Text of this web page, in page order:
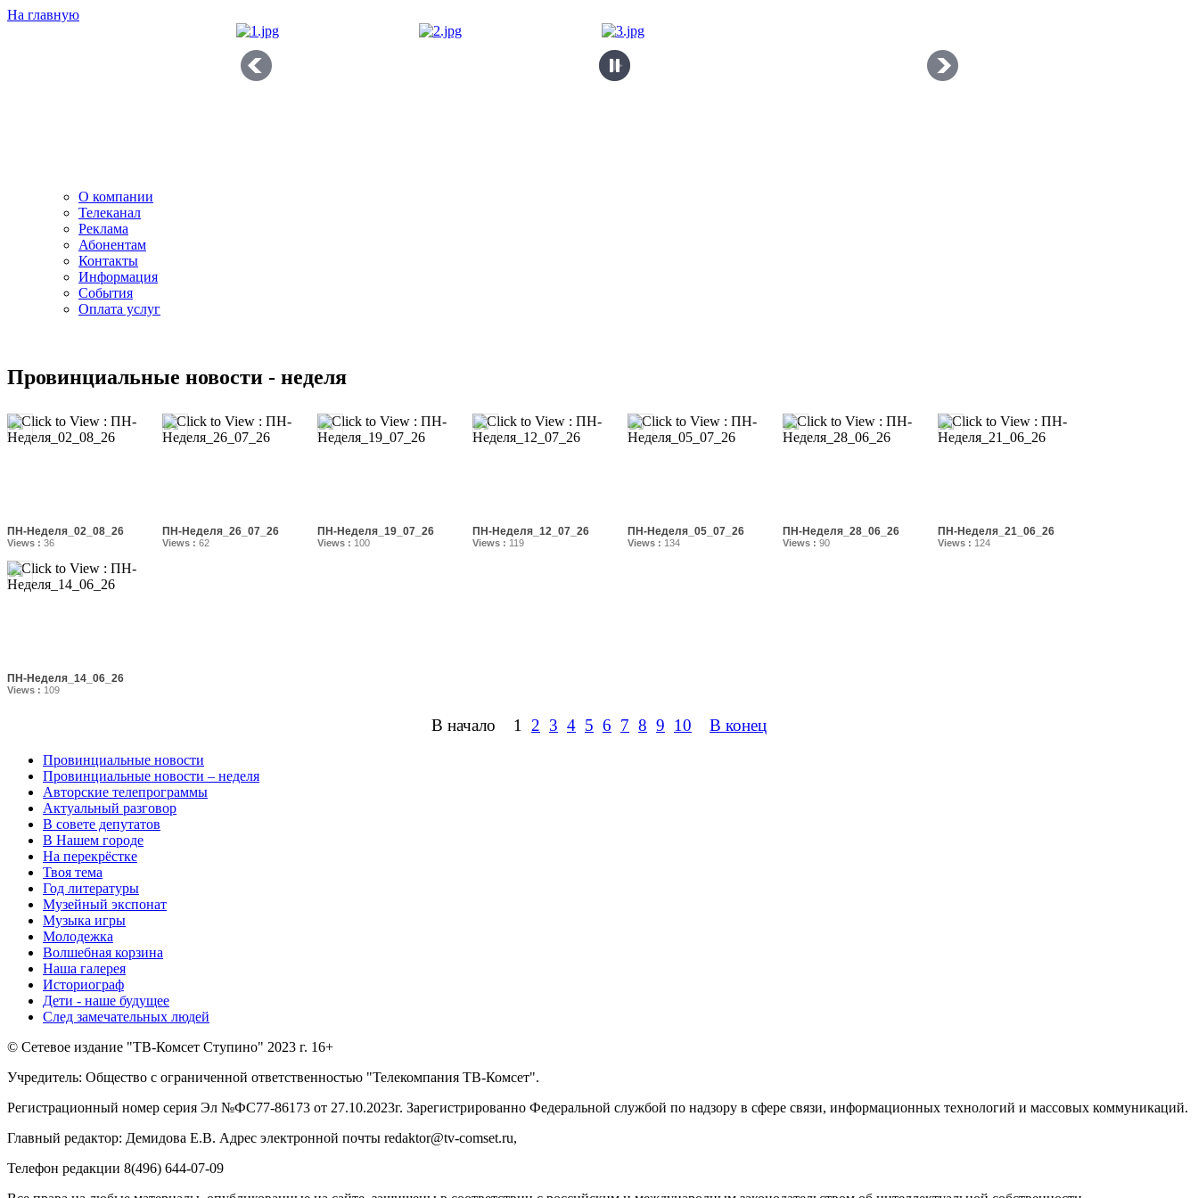
На главную
О компании
Телеканал
Реклама
Абонентам
Контакты
Информация
Cобытия
Оплата услуг
Провинциальные новости - неделя
ПН-Неделя_02_08_26
Views : 36
ПН-Неделя_26_07_26
Views : 62
ПН-Неделя_19_07_26
Views : 100
ПН-Неделя_12_07_26
Views : 119
ПН-Неделя_05_07_26
Views : 134
ПН-Неделя_28_06_26
Views : 90
ПН-Неделя_21_06_26
Views : 124
ПН-Неделя_14_06_26
Views : 109
В начало 1 2 3 4 5 6 7 8 9 10 В конец
Провинциальные новости
Провинциальные новости – неделя
Авторские телепрограммы
Актуальный разговор
В совете депутатов
В Нашем городе
На перекрёстке
Твоя тема
Год литературы
Музейный экспонат
Музыка игры
Молодежка
Волшебная корзина
Наша галерея
Историограф
Дети - наше будущее
След замечательных людей
© Сетевое издание "ТВ-Комсет Ступино" 2023 г. 16+
Учредитель: Общество с ограниченной ответственностью "Телекомпания ТВ-Комсет".
Регистрационный номер серия Эл №ФС77-86173 от 27.10.2023г. Зарегистрированно Федеральной службой по надзору в сфере связи, информационных технологий и массовых коммуникаций.
Главный редактор: Демидова Е.В. Адрес электронной почты redaktor@tv-comset.ru,
Телефон редакции 8(496) 644-07-09